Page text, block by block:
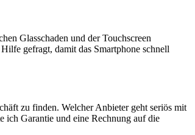
Glasschaden und der Touchscreen
gefragt, damit das Smartphone schnell
zu finden. Welcher Anbieter geht seriös mit
ich Garantie und eine Rechnung auf die